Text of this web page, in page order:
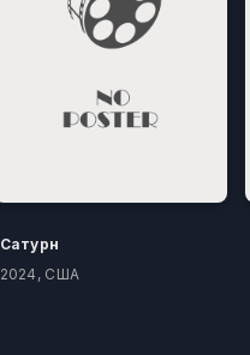
Сатурн
2024, США